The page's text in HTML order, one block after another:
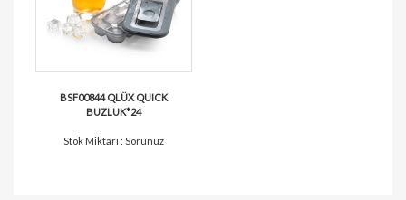
BSF00844 QLÜX QUICK
BUZLUK*24
Stok Miktarı : Sorunuz